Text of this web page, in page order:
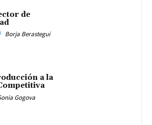
de
Borja Berastegui
a la
Gogova